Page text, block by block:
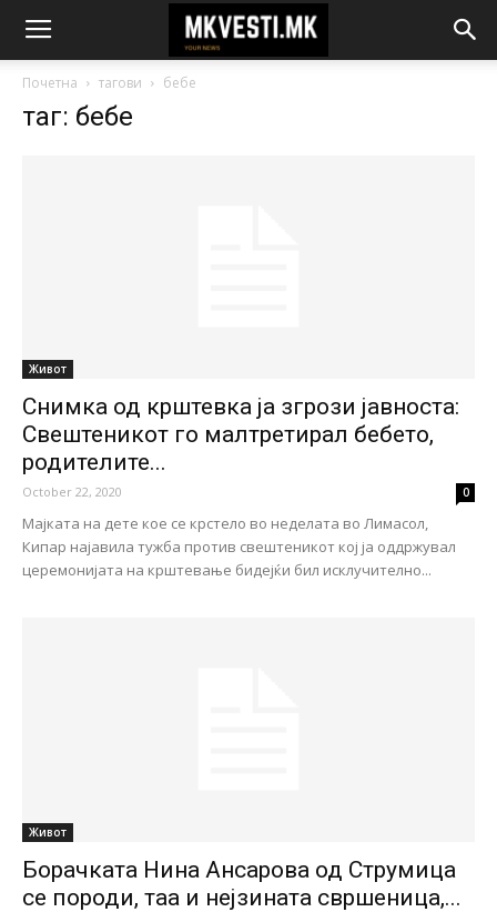
Почетна тагови бебе
таг: бебе
Живот
Снимка од крштевка ја згрози јавноста:
Свештеникот го малтретирал бебето,
родителите...
October 22, 2020 0
Мајката на дете кое се крстело во неделата во Лимасол,
Кипар најавила тужба против свештеникот кој ја оддржувал
церемонијата на крштевање бидејќи бил исклучително...
Живот
Борачката Нина Ансарова од Струмица
се породи, таа и нејзината свршеница,...